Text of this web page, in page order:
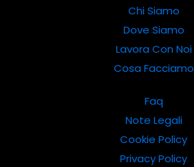
Chi Siamo
Dove Siamo
Lavora Con Noi
Cosa Facciamo
Faq
Note Legali
Cookie Policy
Privacy Policy